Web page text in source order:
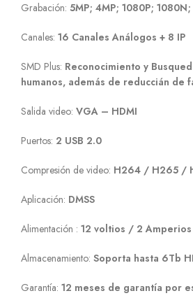
Grabación: 5MP; 4MP; 1080P;
Canales: 16 Canales Análogos + 8 IP
SMD Plus: Reconocimiento y
humanos, además de reduccián de
Salida video: VGA – HDMI
Puertos: 2 USB 2.0
Compresión de video: H264 / H265 /
Aplicación: DMSS
Alimentación : 12 voltios / 2 Amperios
Almacenamiento: Soporta hasta 6Tb
Garantía: 12 meses de garantía por